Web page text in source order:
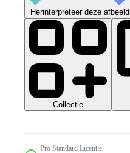
Herinterpreteer deze
Collectie
Pro Standard Licentie